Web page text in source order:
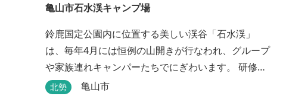
亀山市石水渓キャンプ場
鈴鹿国定公園内に位置する美しい渓谷「石水渓」
は、毎年4月には恒例の山開きが行なわれ、グループ
や家族連れキャンパーたちでにぎわいます。 研修施
設は団体用宿泊施設、バンガローはグループ・家族
北勢 亀山市